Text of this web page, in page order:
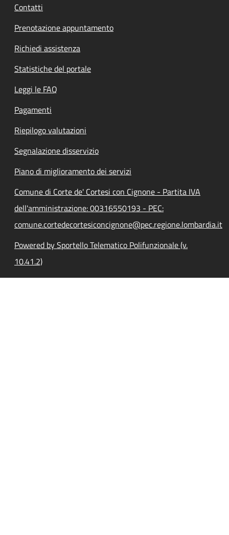
Contatti
Prenotazione appuntamento
Richiedi assistenza
Statistiche del portale
Leggi le FAQ
Pagamenti
Riepilogo valutazioni
Segnalazione disservizio
Piano di miglioramento dei servizi
Comune di Corte de' Cortesi con Cignone - Partita IVA
dell'amministrazione: 00316550193 - PEC:
comune.cortedecortesiconcignone@pec.regione.lombardia.it
Powered by Sportello Telematico Polifunzionale (v.
10.41.2)